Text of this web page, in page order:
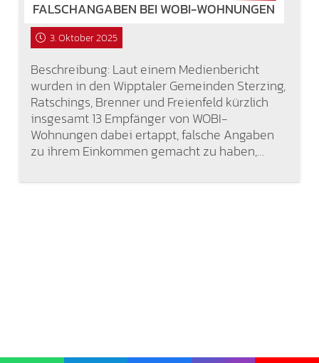
FALSCHANGABEN BEI WOBI-WOHNUNGEN
3. Oktober 2025
Beschreibung: Laut einem Medienbericht
wurden in den Wipptaler Gemeinden Sterzing,
Ratschings, Brenner und Freienfeld kürzlich
insgesamt 13 Empfänger von WOBI-
Wohnungen dabei ertappt, falsche Angaben
zu ihrem Einkommen gemacht zu haben,…